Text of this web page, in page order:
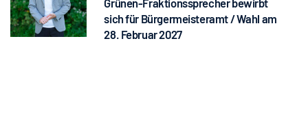
Grünen-Fraktionssprecher bewirbt
sich für Bürgermeisteramt / Wahl am
28. Februar 2027